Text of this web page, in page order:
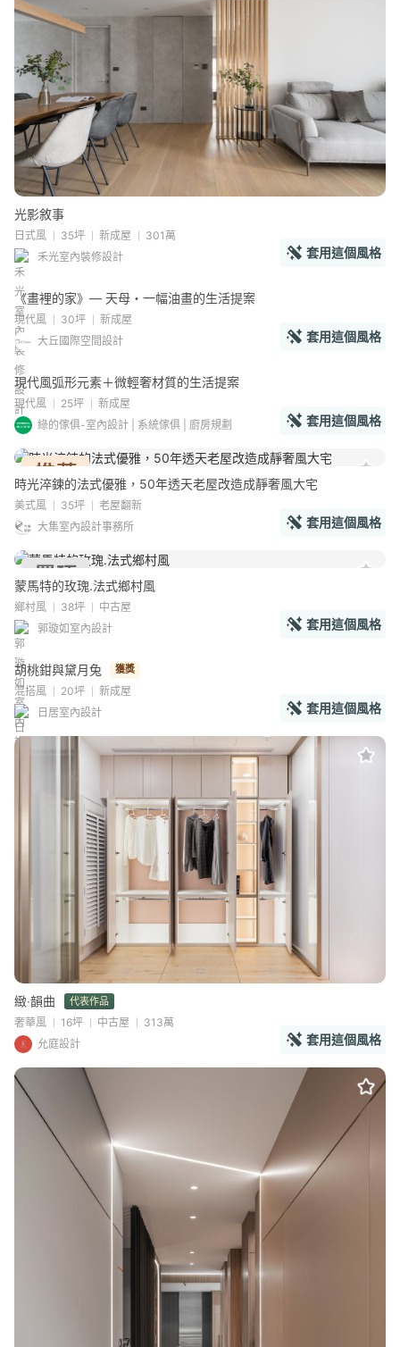
光影敘事
日式風 35坪 新成屋
301萬
禾光室內裝修設計
套用這個風格
《畫裡的家》— 天母・一幅油畫的生活提案
現代風 30坪
新成屋
大丘國際空間設計
套用這個風格
現代風弧形元素＋微輕奢材質的生活提案
現代風 25坪
新成屋
綠的傢俱-室內設計 | 系統傢俱 | 廚房規劃
套用這個風格
時光淬鍊的法式優雅，50年透天老屋改造成靜奢風大宅
美式風 35坪
老屋翻新
大集室內設計事務所
套用這個風格
蒙馬特的玫瑰.法式鄉村風
鄉村風 38坪
中古屋
郭璇如室內設計
套用這個風格
胡桃鉗與黛月兔 獲獎
混搭風 20坪
新成屋
日居室內設計
套用這個風格
緻‧韻曲 代表作品
奢華風 16坪 中古屋
313萬
允庭設計
套用這個風格